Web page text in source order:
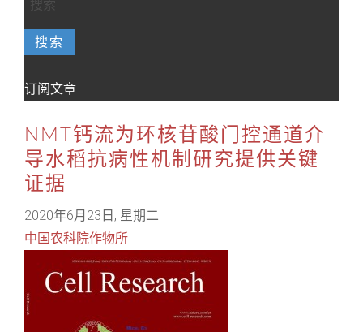
搜索
订阅文章
NMT钙流为环核苷酸门控通道介
导水稻抗病性机制研究提供关键
证据
2020年6月23日, 星期二
中国农科院作物所